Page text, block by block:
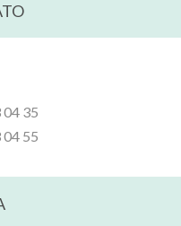
04 35
04 55